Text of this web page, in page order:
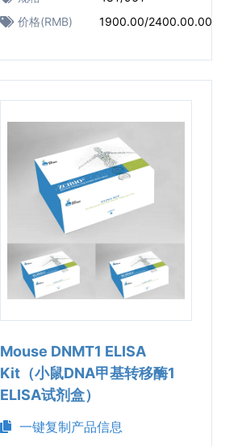
价格(RMB)
1900.00/2400.00.00
Mouse DNMT1 ELISA
Kit（小鼠DNA甲基转移酶1
ELISA试剂盒）
一键复制产品信息